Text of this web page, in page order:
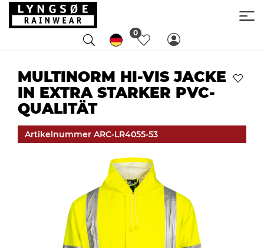
0
MULTINORM HI-VIS JACKE
IN EXTRA STARKER PVC-
QUALITÄT
Artikelnummer ARC-LR4055-53